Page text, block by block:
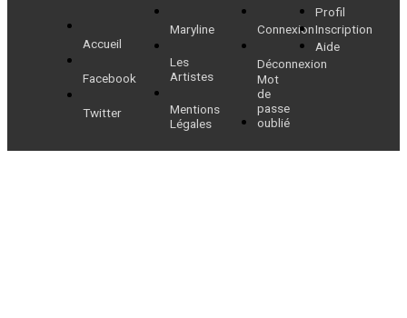
l’articleAccueil
Facebook
Twitter
Maryline
Les
Artistes
Mentions
Légales
Connexion
Déconnexion
Mot
de
passe
oublié
Profil
Inscription
Aide